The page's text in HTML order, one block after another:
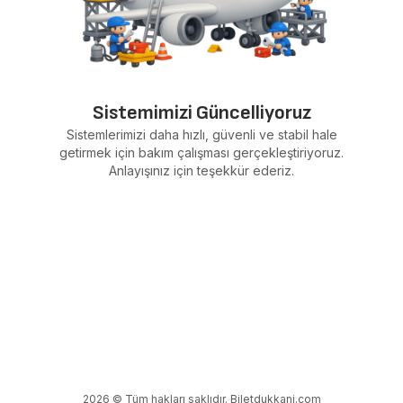
Sistemimizi Güncelliyoruz
Sistemlerimizi daha hızlı, güvenli ve stabil hale
getirmek için bakım çalışması gerçekleştiriyoruz.
Anlayışınız için teşekkür ederiz.
2026 © Tüm hakları saklıdır. Biletdukkani.com